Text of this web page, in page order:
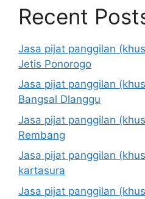
Recent
Jasa pijat panggilan
Jetis Ponorogo
Jasa pijat panggilan
Bangsal Dlanggu
Jasa pijat panggilan
Rembang
Jasa pijat panggilan
kartasura
Jasa pijat panggilan